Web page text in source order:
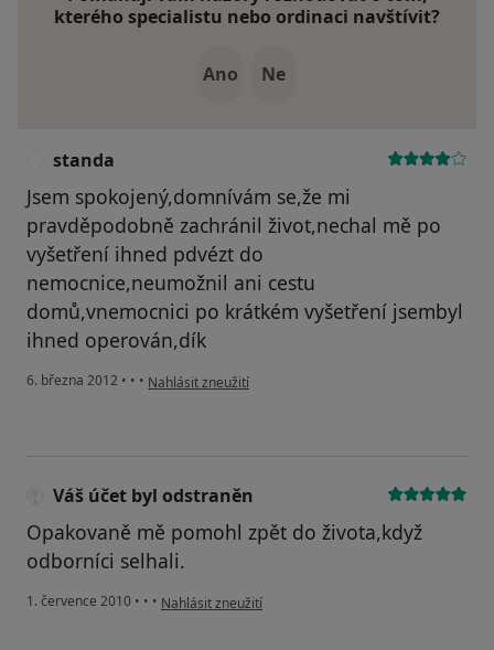
kterého specialistu nebo ordinaci navštívit?
Ano Ne
standa
Jsem spokojený,domnívám se,že mi
pravděpodobně zachránil život,nechal mě po
vyšetření ihned pdvézt do
nemocnice,neumožnil ani cestu
domů,vnemocnici po krátkém vyšetření jsembyl
ihned operován,dík
6. března 2012 • • • podle názoru uživatele standa
Nahlásit zneužití
Váš účet byl odstraněn
Opakovaně mě pomohl zpět do života,když
odborníci selhali.
1. července 2010 • • • podle názoru uživatele Váš účet byl odstraněn
Nahlásit zneužití